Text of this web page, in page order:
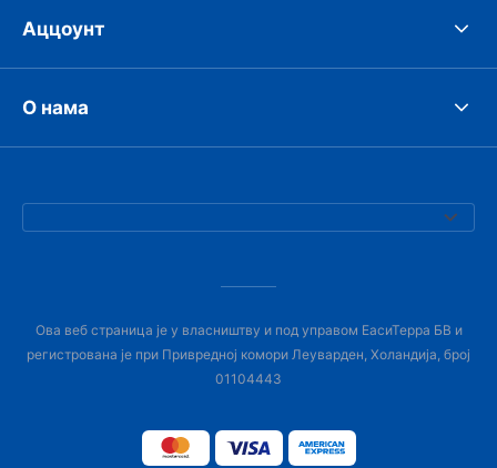
Аццоунт
О нама
Ова веб страница је у власништву и под управом ЕасиТерра БВ и
регистрована је при Привредној комори Леуварден, Холандија, број
01104443